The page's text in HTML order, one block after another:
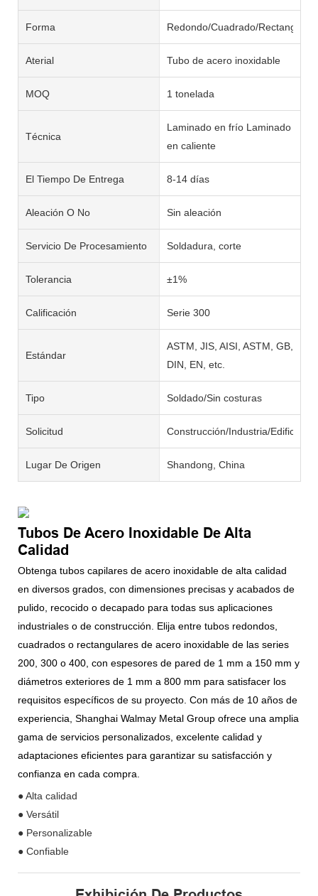
Forma Redondo/Cuadrado/
Aterial Tubo de acero inoxidable
MOQ 1 tonelada
Técnica
Laminado en frío Laminado
en caliente
El Tiempo De Entrega 8-14 días
Aleación O No Sin aleación
Servicio De Procesamiento Soldadura, corte
Tolerancia ±1%
Calificación Serie 300
Estándar
ASTM, JIS, AISI, ASTM, GB,
DIN, EN, etc.
Tipo Soldado/Sin costuras
Solicitud Construcción/Industria/
Lugar De Origen Shandong, China
Tubos De Acero Inoxidable De Alta
Calidad
Obtenga tubos capilares de acero inoxidable de alta calidad
en diversos grados, con dimensiones precisas y acabados de
pulido, recocido o decapado para todas sus aplicaciones
industriales o de construcción. Elija entre tubos redondos,
cuadrados o rectangulares de acero inoxidable de las series
200, 300 o 400, con espesores de pared de 1 mm a 150 mm y
diámetros exteriores de 1 mm a 800 mm para satisfacer los
requisitos específicos de su proyecto. Con más de 10 años de
experiencia, Shanghai Walmay Metal Group ofrece una amplia
gama de servicios personalizados, excelente calidad y
adaptaciones eficientes para garantizar su satisfacción y
confianza en cada compra.
● Alta calidad
● Versátil
● Personalizable
● Confiable